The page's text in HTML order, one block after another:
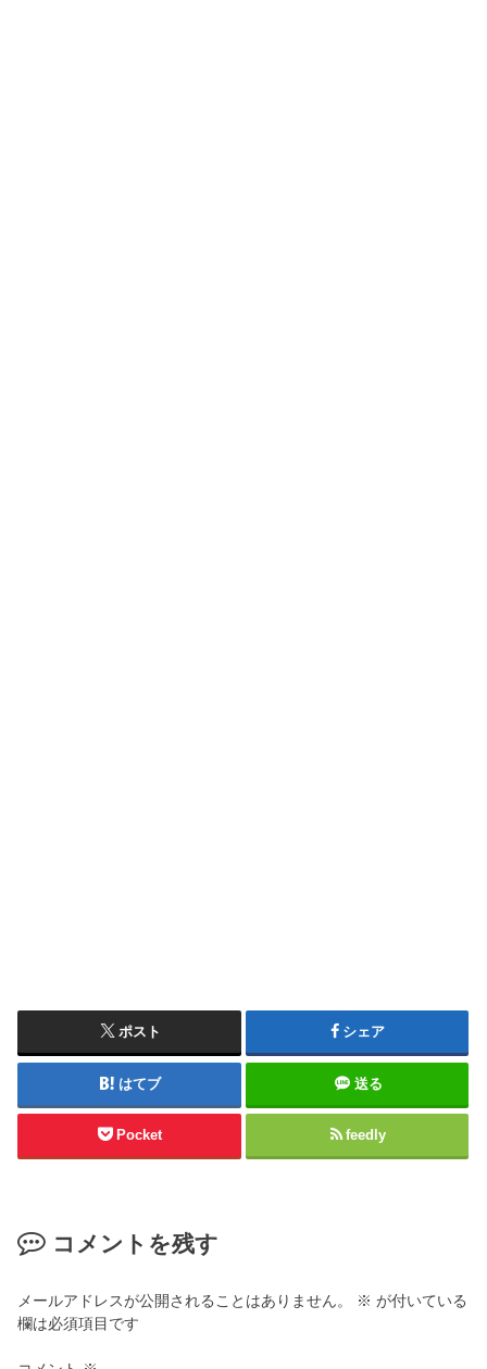
ポスト シェア
はてブ 送る
Pocket feedly
コメントを残す
メールアドレスが公開されることはありません。 ※ が付いている
欄は必須項目です